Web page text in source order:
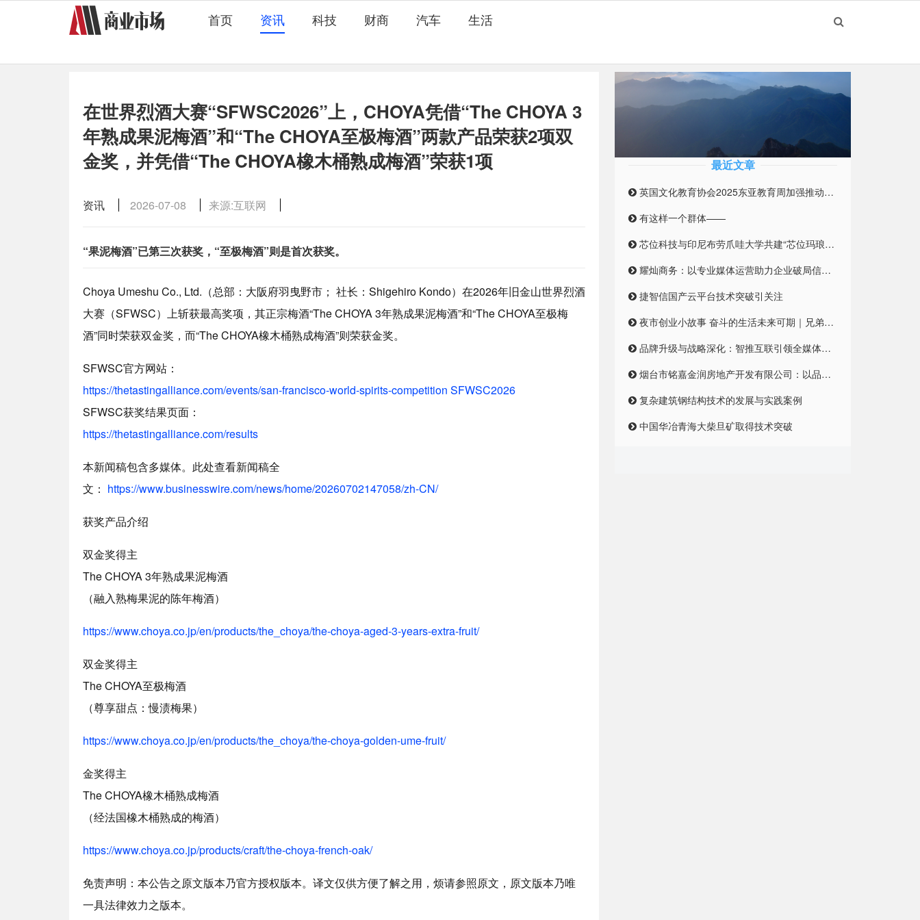
首页 资讯 科技 财商 汽车 生活
在世界烈酒大赛“SFWSC2026”上，CHOYA凭借“The CHOYA 3
年熟成果泥梅酒”和“The CHOYA至极梅酒”两款产品荣获2项双
金奖，并凭借“The CHOYA橡木桶熟成梅酒”荣获1项
资讯 2026-07-08 来源:互联网
“果泥梅酒”已第三次获奖，“至极梅酒”则是首次获奖。
Choya Umeshu Co., Ltd.（总部：大阪府羽曳野市； 社长：Shigehiro Kondo）在2026年旧金山世界烈酒
大赛（SFWSC）上斩获最高奖项，其正宗梅酒“The CHOYA 3年熟成果泥梅酒”和“The CHOYA至极梅
酒”同时荣获双金奖，而“The CHOYA橡木桶熟成梅酒”则荣获金奖。
SFWSC官方网站：
https://thetastingalliance.com/events/san-francisco-world-spirits-competition SFWSC2026
SFWSC获奖结果页面：
https://thetastingalliance.com/results
本新闻稿包含多媒体。此处查看新闻稿全
文： https://www.businesswire.com/news/home/20260702147058/zh-CN/
获奖产品介绍
双金奖得主
The CHOYA 3年熟成果泥梅酒
（融入熟梅果泥的陈年梅酒）
https://www.choya.co.jp/en/products/the_choya/the-choya-aged-3-years-extra-fruit/
双金奖得主
The CHOYA至极梅酒
（尊享甜点：慢渍梅果）
https://www.choya.co.jp/en/products/the_choya/the-choya-golden-ume-fruit/
金奖得主
The CHOYA橡木桶熟成梅酒
（经法国橡木桶熟成的梅酒）
https://www.choya.co.jp/products/craft/the-choya-french-oak/
免责声明：本公告之原文版本乃官方授权版本。译文仅供方便了解之用，烦请参照原文，原文版本乃唯
一具法律效力之版本。
最近文章
英国文化教育协会2025东亚教育周加强推动英国与东亚高等教育合作伙伴关系
有这样一个群体——
芯位科技与印尼布劳爪哇大学共建“芯位玛琅学院“，推动东南亚高等教育数字化转型
耀灿商务：以专业媒体运营助力企业破局信息迷雾
捷智信国产云平台技术突破引关注
夜市创业小故事 奋斗的生活未来可期｜兄弟合伙摆摊 开启创业之路
品牌升级与战略深化：智推互联引领全媒体整合营销新纪元
烟台市铭嘉金润房地产开发有限公司：以品质筑梦，引领未来居住新风尚
复杂建筑钢结构技术的发展与实践案例
中国华冶青海大柴旦矿取得技术突破